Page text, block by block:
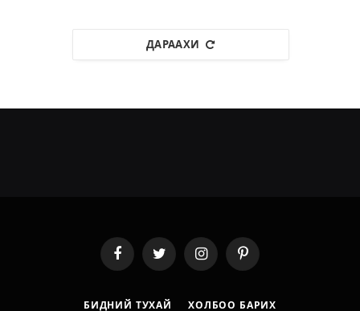
ДАРААХИ
FacebookTwitter InstagramPinterest
БИДНИЙ ТУХАЙ ХОЛБОО БАРИХ